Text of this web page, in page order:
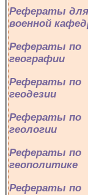
Рефераты для
военной
Рефераты по
географии
Рефераты по
геодезии
Рефераты по
геологии
Рефераты по
геополитике
Рефераты по